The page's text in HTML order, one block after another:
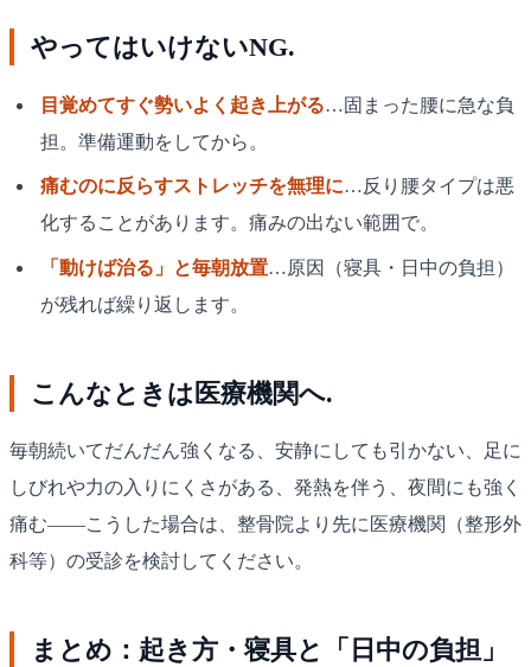
やってはいけないNG.
目覚めてすぐ勢いよく起き上がる…固まった腰に急な負
担。準備運動をしてから。
痛むのに反らすストレッチを無理に…反り腰タイプは悪
化することがあります。痛みの出ない範囲で。
「動けば治る」と毎朝放置…原因（寝具・日中の負担）
が残れば繰り返します。
こんなときは医療機関へ.
毎朝続いてだんだん強くなる、安静にしても引かない、足に
しびれや力の入りにくさがある、発熱を伴う、夜間にも強く
痛む——こうした場合は、整骨院より先に医療機関（整形外
科等）の受診を検討してください。
まとめ：起き方・寝具と「日中の負担」